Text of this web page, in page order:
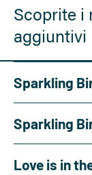
Scoprite i
aggiuntivi
Sparkling
Sparkling
Love is in